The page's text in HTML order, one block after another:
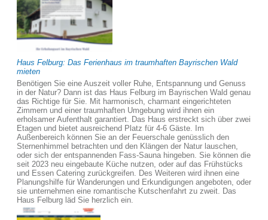
Haus Felburg: Das Ferienhaus im traumhaften Bayrischen Wald
mieten
Benötigen Sie eine Auszeit voller Ruhe, Entspannung und Genuss
in der Natur? Dann ist das Haus Felburg im Bayrischen Wald genau
das Richtige für Sie. Mit harmonisch, charmant eingerichteten
Zimmern und einer traumhaften Umgebung wird ihnen ein
erholsamer Aufenthalt garantiert. Das Haus erstreckt sich über zwei
Etagen und bietet ausreichend Platz für 4-6 Gäste. Im
Außenbereich können Sie an der Feuerschale genüsslich den
Sternenhimmel betrachten und den Klängen der Natur lauschen,
oder sich der entspannenden Fass-Sauna hingeben. Sie können die
seit 2023 neu eingebaute Küche nutzen, oder auf das Frühstücks
und Essen Catering zurückgreifen. Des Weiteren wird ihnen eine
Planungshilfe für Wanderungen und Erkundigungen angeboten, oder
sie unternehmen eine romantische Kutschenfahrt zu zweit. Das
Haus Felburg läd Sie herzlich ein.